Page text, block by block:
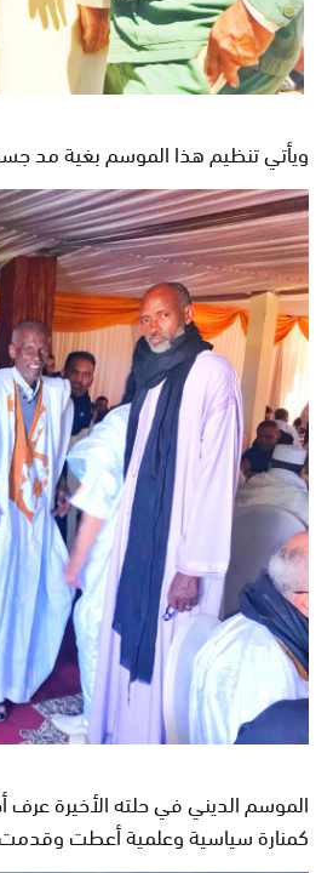
ويأتي تنظيم هذا الموسم بغية مد
الموسم الديني في حلته الأخيرة عرف
كمنارة سياسية وعلمية أعطت وقدمت